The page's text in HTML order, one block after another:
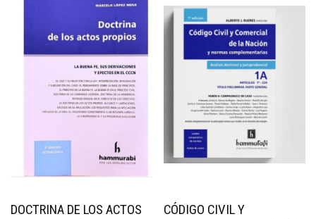
DOCTRINA DE LOS ACTOS
CÓDIGO CIVIL Y